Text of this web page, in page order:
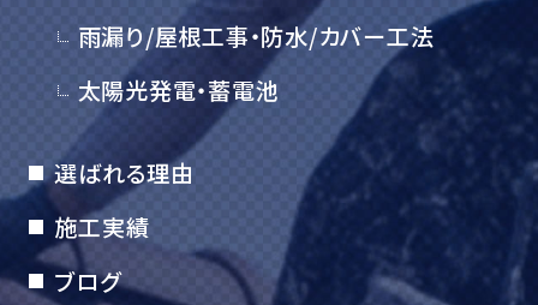
雨漏り/屋根工事・防水/カバー工法
太陽光発電・蓄電池
選ばれる理由
施工実績
ブログ